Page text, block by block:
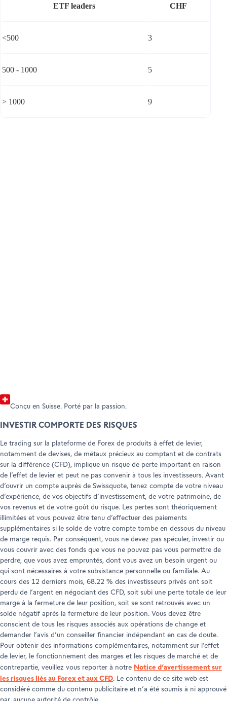
ETF leaders CHF
<500 3
500 - 1000 5
> 1000 9
Conçu en Suisse. Porté par la passion.
INVESTIR COMPORTE DES RISQUES
Le trading sur la plateforme de Forex de produits à effet de levier,
notamment de devises, de métaux précieux au comptant et de contrats
sur la différence (CFD), implique un risque de perte important en raison
de l’effet de levier et peut ne pas convenir à tous les investisseurs. Avant
d’ouvrir un compte auprès de Swissquote, tenez compte de votre niveau
d’expérience, de vos objectifs d’investissement, de votre patrimoine, de
vos revenus et de votre goût du risque. Les pertes sont théoriquement
illimitées et vous pouvez être tenu d’effectuer des paiements
supplémentaires si le solde de votre compte tombe en dessous du niveau
de marge requis. Par conséquent, vous ne devez pas spéculer, investir ou
vous couvrir avec des fonds que vous ne pouvez pas vous permettre de
perdre, que vous avez empruntés, dont vous avez un besoin urgent ou
qui sont nécessaires à votre subsistance personnelle ou familiale. Au
cours des 12 derniers mois, 68.22 % des investisseurs privés ont soit
perdu de l’argent en négociant des CFD, soit subi une perte totale de leur
marge à la fermeture de leur position, soit se sont retrouvés avec un
solde négatif après la fermeture de leur position. Vous devez être
conscient de tous les risques associés aux opérations de change et
demander l’avis d’un conseiller financier indépendant en cas de doute.
Pour obtenir des informations complémentaires, notamment sur l’effet
de levier, le fonctionnement des marges et les risques de marché et de
contrepartie, veuillez vous reporter à notre Notice d’avertissement sur
les risques liés au Forex et aux CFD. Le contenu de ce site web est
considéré comme du contenu publicitaire et n’a été soumis à ni approuvé